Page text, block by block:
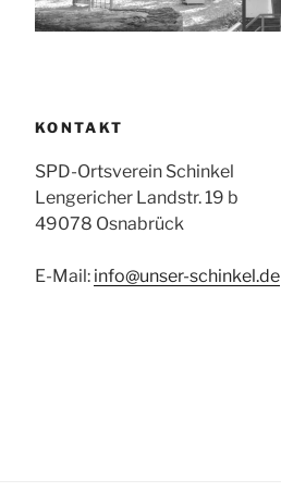
KONTAKT
SPD-Ortsverein Schinkel
Lengericher Landstr. 19 b
49078 Osnabrück
E-Mail: info@unser-schinkel.de